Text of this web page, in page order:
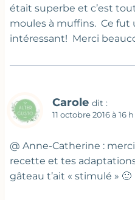
était superbe et c’est
moules à muffins. Ce fut
intéressant! Merci
Carole dit :
11 octobre 2016 à 16
@ Anne-Catherine :
recette et tes
gâteau t’ait « stimulé » 🙂